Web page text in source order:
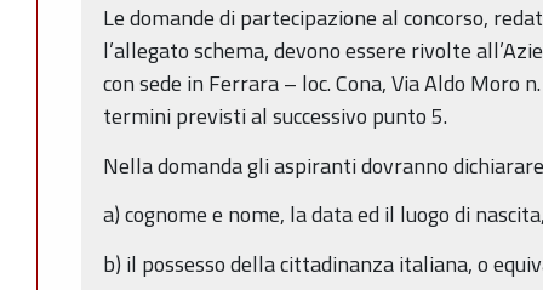
Le domande di partecipazione al concorso,
l’allegato schema, devono essere rivolte
con sede in Ferrara – loc. Cona, Via Aldo Moro
termini previsti al successivo punto 5.
Nella domanda gli aspiranti dovranno
a) cognome e nome, la data ed il luogo di
b) il possesso della cittadinanza italiana, o